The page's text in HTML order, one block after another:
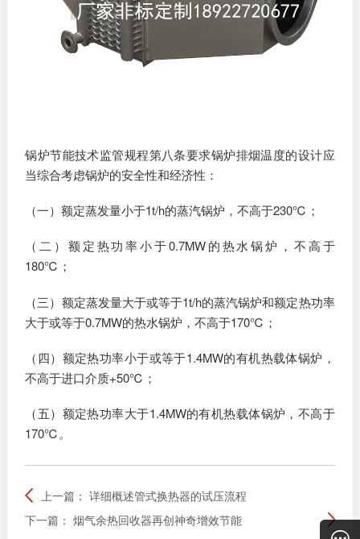
锅炉节能技术监管规程第八条要求锅炉排烟温度的设计应
当综合考虑锅炉的安全性和经济性：
（一）额定蒸发量小于1t/h的蒸汽锅炉，不高于230℃；
（二）额定热功率小于0.7MW的热水锅炉，不高于
180℃；
（三）额定蒸发量大于或等于1t/h的蒸汽锅炉和额定热功率
大于或等于0.7MW的热水锅炉，不高于170℃；
（四）额定热功率小于或等于1.4MW的有机热载体锅炉，
不高于进口介质+50℃；
（五）额定热功率大于1.4MW的有机热载体锅炉，不高于
170℃。
上一篇： 详细概述管式换热器的试压流程
下一篇： 烟气余热回收器再创神奇增效节能